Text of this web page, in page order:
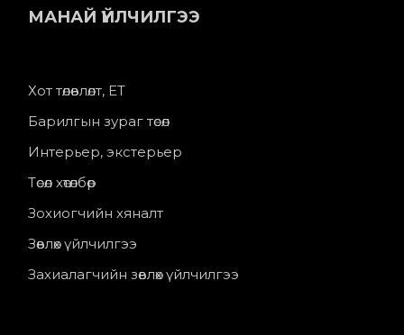
МАНАЙ ҮЙЛЧИЛГЭЭ
Хот төлөвлөлт, ЕТ
Барилгын зураг төсөл
Интерьер, экстерьер
Төсөл хөтөлбөр
Зохиогчийн хяналт
Зөвлөх үйлчилгээ
Захиалагчийн зөвлөх үйлчилгээ